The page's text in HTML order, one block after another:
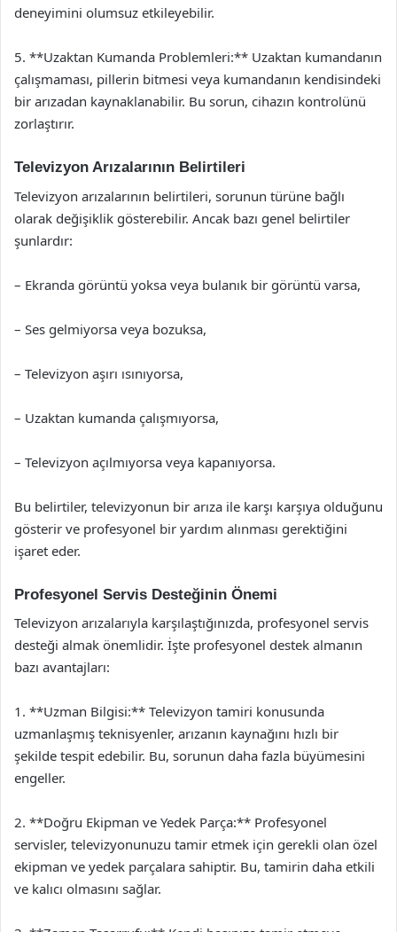
deneyimini olumsuz etkileyebilir.
5. **Uzaktan Kumanda Problemleri:** Uzaktan kumandanın
çalışmaması, pillerin bitmesi veya kumandanın kendisindeki
bir arızadan kaynaklanabilir. Bu sorun, cihazın kontrolünü
zorlaştırır.
Televizyon Arızalarının Belirtileri
Televizyon arızalarının belirtileri, sorunun türüne bağlı
olarak değişiklik gösterebilir. Ancak bazı genel belirtiler
şunlardır:
– Ekranda görüntü yoksa veya bulanık bir görüntü varsa,
– Ses gelmiyorsa veya bozuksa,
– Televizyon aşırı ısınıyorsa,
– Uzaktan kumanda çalışmıyorsa,
– Televizyon açılmıyorsa veya kapanıyorsa.
Bu belirtiler, televizyonun bir arıza ile karşı karşıya olduğunu
gösterir ve profesyonel bir yardım alınması gerektiğini
işaret eder.
Profesyonel Servis Desteğinin Önemi
Televizyon arızalarıyla karşılaştığınızda, profesyonel servis
desteği almak önemlidir. İşte profesyonel destek almanın
bazı avantajları:
1. **Uzman Bilgisi:** Televizyon tamiri konusunda
uzmanlaşmış teknisyenler, arızanın kaynağını hızlı bir
şekilde tespit edebilir. Bu, sorunun daha fazla büyümesini
engeller.
2. **Doğru Ekipman ve Yedek Parça:** Profesyonel
servisler, televizyonunuzu tamir etmek için gerekli olan özel
ekipman ve yedek parçalara sahiptir. Bu, tamirin daha etkili
ve kalıcı olmasını sağlar.